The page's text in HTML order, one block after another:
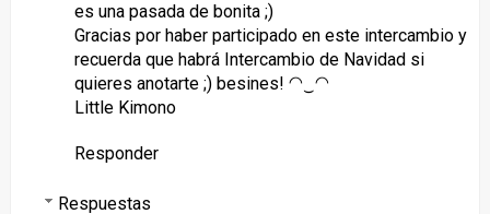
es una pasada de bonita ;)
Gracias por haber participado en este intercambio y
recuerda que habrá Intercambio de Navidad si
quieres anotarte ;) besines! ◠‿◠
Little Kimono
Responder
Respuestas